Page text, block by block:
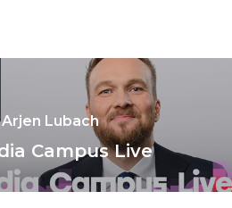
Lubach
Campus Live